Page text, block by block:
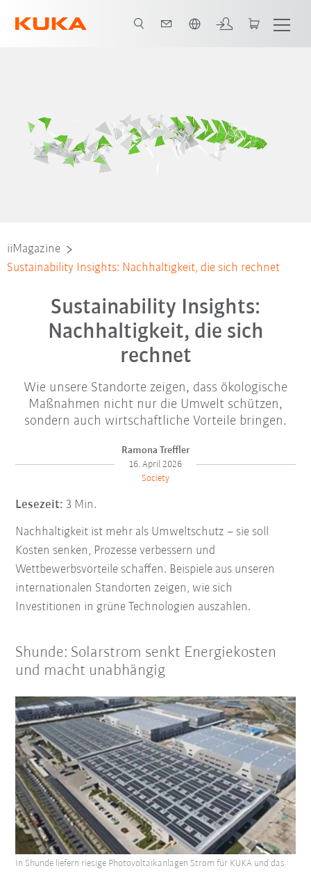
iiMagazine
Sustainability Insights: Nachhaltigkeit, die sich rechnet
Sustainability Insights:
Nachhaltigkeit, die sich
rechnet
Wie unsere Standorte zeigen, dass ökologische
Maßnahmen nicht nur die Umwelt schützen,
sondern auch wirtschaftliche Vorteile bringen.
Ramona Treffler
16. April 2026
Society
Lesezeit: 3 Min.
Nachhaltigkeit ist mehr als Umweltschutz – sie soll
Kosten senken, Prozesse verbessern und
Wettbewerbsvorteile schaffen. Beispiele aus unseren
internationalen Standorten zeigen, wie sich
Investitionen in grüne Technologien auszahlen.
Shunde: Solarstrom senkt Energiekosten
und macht unabhängig
In Shunde liefern riesige Photovoltaikanlagen Strom für KUKA und das